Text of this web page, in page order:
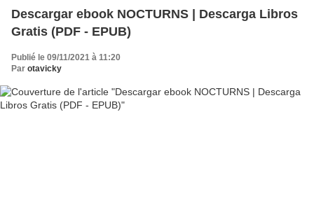
Descargar ebook NOCTURNS | Descarga Libros
Gratis (PDF - EPUB)
Publié le 09/11/2021 à 11:20
Par otavicky